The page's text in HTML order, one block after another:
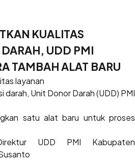
KUALITAS
UDD PMI
TAMBAH ALAT BARU
layanan
Unit Donor Darah (UDD) PMI
satu alat baru untuk proses
UDD PMI Kabupaten